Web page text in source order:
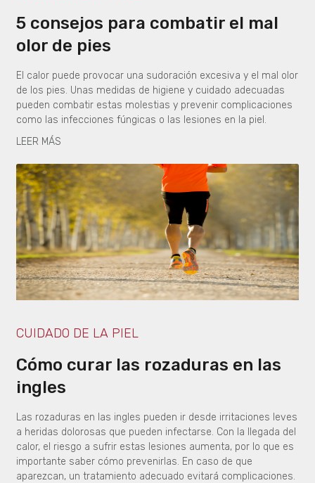
5 consejos para combatir el mal
olor de pies
El calor puede provocar una sudoración excesiva y el mal olor
de los pies. Unas medidas de higiene y cuidado adecuadas
pueden combatir estas molestias y prevenir complicaciones
como las infecciones fúngicas o las lesiones en la piel.
LEER MÁS
CUIDADO DE LA PIEL
Cómo curar las rozaduras en las
ingles
Las rozaduras en las ingles pueden ir desde irritaciones leves
a heridas dolorosas que pueden infectarse. Con la llegada del
calor, el riesgo a sufrir estas lesiones aumenta, por lo que es
importante saber cómo prevenirlas. En caso de que
aparezcan, un tratamiento adecuado evitará complicaciones.